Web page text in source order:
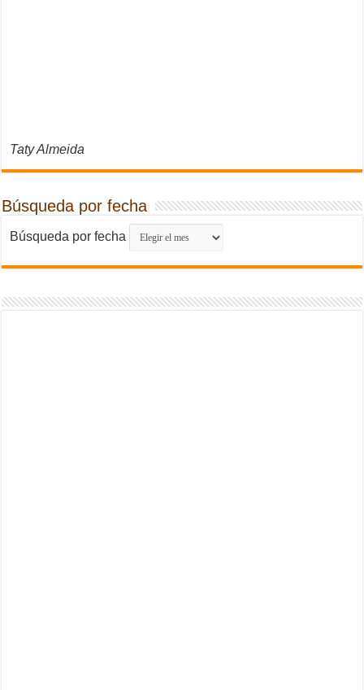
Taty Almeida
Búsqueda por fecha
Búsqueda por fecha